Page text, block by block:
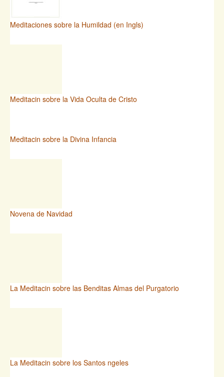
Meditaciones sobre la Humildad (en Ingls)
Meditacin sobre la Vida Oculta de Cristo
Meditacin sobre la Divina Infancia
Novena de Navidad
La Meditacin sobre las Benditas Almas del Purgatorio
La Meditacin sobre los Santos ngeles